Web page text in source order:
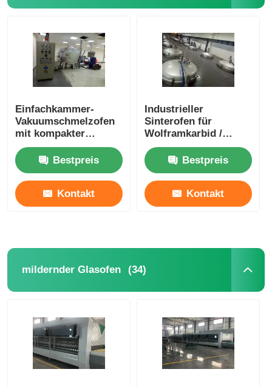
Einfachkammer-
Vakuumschmelzofen
mit kompakter
vertikaler Struktur
Bestpreis
Kontakt
Industrieller
Sinterofen für
Wolframkarbid /
großer
Graphitisierungsofen
Bestpreis
Kontakt
mildernder Glasofen (34)